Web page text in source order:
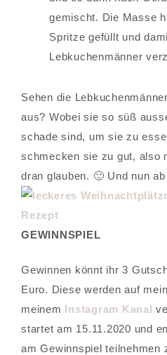
gemischt. Die Masse
Spritze gefüllt und
Lebkuchenmänner
Sehen die
aus? Wobei sie so süß
schade sind, um sie zu
schmecken sie zu gut, also
dran glauben. 🙂 Und nun
GEWINNSPIEL
Gewinnen könnt ihr 3
Euro. Diese werden auf
meinem Instagram Kanal
startet am 15.11.2020 und
am Gewinnspiel teilnehmen